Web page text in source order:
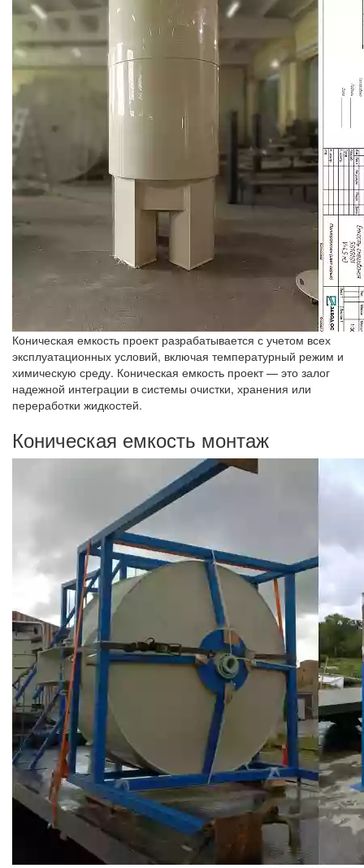
Коническая емкость проект разрабатывается с учетом всех
эксплуатационных условий, включая температурный режим и
химическую среду. Коническая емкость проект — это залог
надежной интеграции в системы очистки, хранения или
переработки жидкостей.
Коническая емкость монтаж